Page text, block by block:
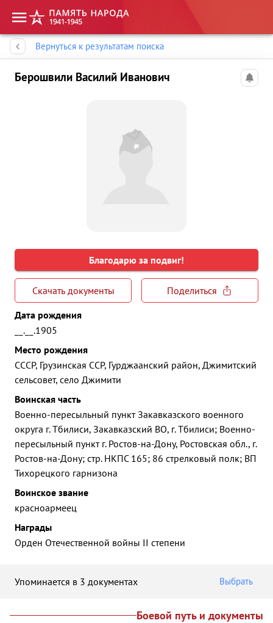
Вернуться к результатам поиска
Берошвили Василий Иванович
Благодарю за подвиг!
Скачать документы
Поделиться
Дата рождения
__.__.1905
Место рождения
СССР, Грузинская ССР, Гурджаанский район, Джимитский
сельсовет, село Джимити
Воинская часть
Военно-пересыльный пункт Закавказского военного
округа г. Тбилиси, Закавказский ВО, г. Тбилиси; Военно-
пересыльный пункт г. Ростов-на-Дону, Ростовская обл., г.
Ростов-на-Дону; стр. НКПС 165; 86 стрелковый полк; ВП
Тихорецкого гарнизона
Воинское звание
красноармеец
Награды
Орден Отечественной войны II степени
Упоминается в 3 документах Выбрать
Боевой путь и документы
Память народа